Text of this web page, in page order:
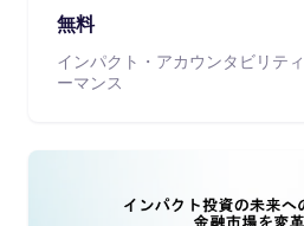
無料
インパクト・アカウンタビリティ
ーマンス